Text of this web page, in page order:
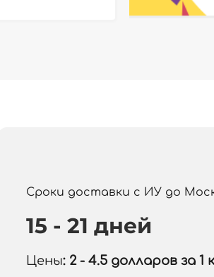
Сроки доставки с ИУ до
15 - 21 дней
Цены: 2 - 4.5 долларов за 1